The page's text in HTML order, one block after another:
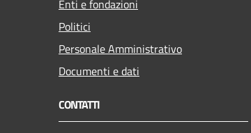
Enti e fondazioni
Politici
Personale Amministrativo
Documenti e dati
CONTATTI